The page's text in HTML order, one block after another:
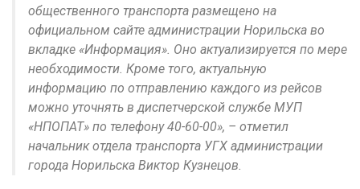
общественного транспорта размещено на
официальном сайте администрации Норильска во
вкладке «Информация». Оно актуализируется по мере
необходимости. Кроме того, актуальную
информацию по отправлению каждого из рейсов
можно уточнять в диспетчерской службе МУП
«НПОПАТ» по телефону 40-60-00», – отметил
начальник отдела транспорта УГХ администрации
города Норильска Виктор Кузнецов.